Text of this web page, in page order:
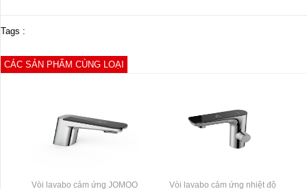
Tags :
CÁC SẢN PHẨM CÙNG LOẠI
Vòi lavabo cảm ứng JOMOO
Vòi lavabo cảm ứng nhiệt độ